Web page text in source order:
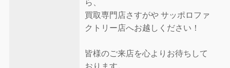
ら、
買取専門店さすがや サッポロファ
クトリー店へお越しください！
皆様のご来店を心よりお待ちして